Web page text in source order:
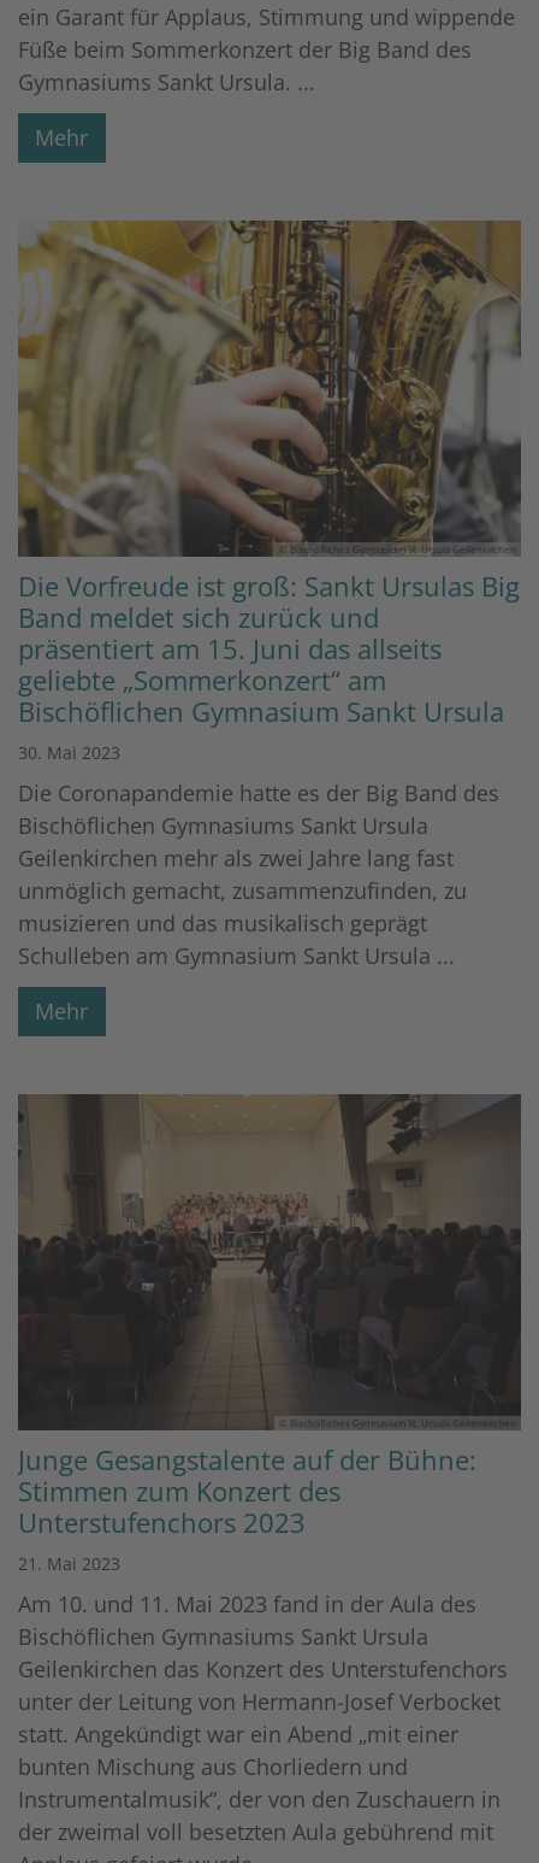
ein Garant für Applaus, Stimmung und wippende
Füße beim Sommerkonzert der Big Band des
Gymnasiums Sankt Ursula. ...
Mehr
© Bischöfliches Gymnasium St. Ursula Geilenkirchen
Die Vorfreude ist groß: Sankt Ursulas Big
Band meldet sich zurück und
präsentiert am 15. Juni das allseits
geliebte „Sommerkonzert“ am
Bischöflichen Gymnasium Sankt Ursula
30. Mai 2023
Die Coronapandemie hatte es der Big Band des
Bischöflichen Gymnasiums Sankt Ursula
Geilenkirchen mehr als zwei Jahre lang fast
unmöglich gemacht, zusammenzufinden, zu
musizieren und das musikalisch geprägt
Schulleben am Gymnasium Sankt Ursula ...
Mehr
© Bischöfliches Gymnasium St. Ursula Geilenkirchen
Junge Gesangstalente auf der Bühne:
Stimmen zum Konzert des
Unterstufenchors 2023
21. Mai 2023
Am 10. und 11. Mai 2023 fand in der Aula des
Bischöflichen Gymnasiums Sankt Ursula
Geilenkirchen das Konzert des Unterstufenchors
unter der Leitung von Hermann-Josef Verbocket
statt. Angekündigt war ein Abend „mit einer
bunten Mischung aus Chorliedern und
Instrumentalmusik“, der von den Zuschauern in
der zweimal voll besetzten Aula gebührend mit